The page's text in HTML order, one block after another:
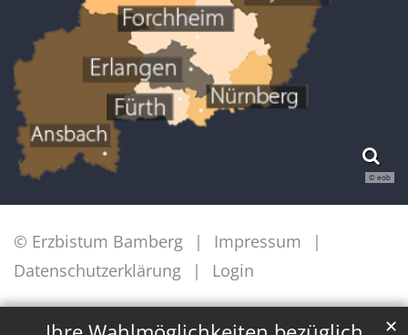
✕
© eob
© Erzbistum Bamberg
Impressum
Datenschutzerklärung
Login